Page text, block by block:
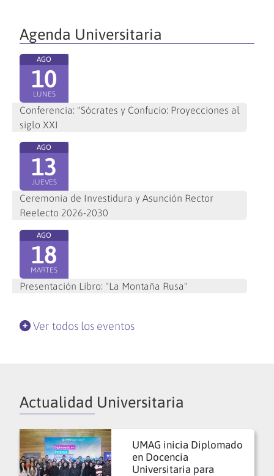
Agenda Universitaria
AGO
10
LUNES
Conferencia: "Sócrates y Confucio: Proyecciones al
siglo XXI
AGO
13
JUEVES
Ceremonia de Investidura y Asunción Rector
Reelecto 2026-2030
AGO
18
MARTES
Presentación Libro: "La Montaña Rusa"
Ver todos los eventos
Actualidad Universitaria
UMAG inicia Diplomado
en Docencia
Universitaria para